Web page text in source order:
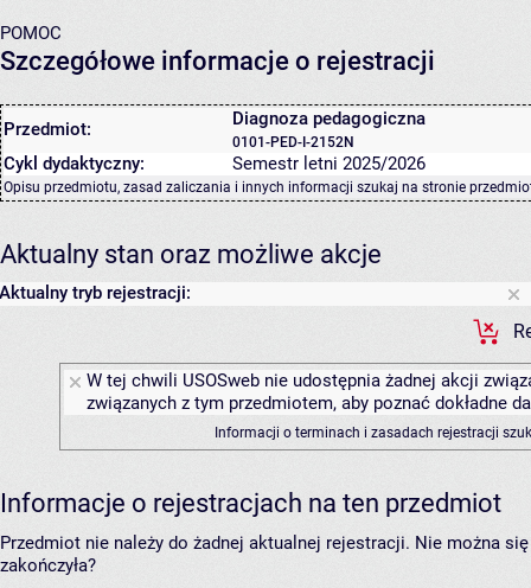
POMOC
Szczegółowe informacje o rejestracji
Przedmiot: Diagnoza pedagogiczna
0101-PED-I-2152N
Cykl dydaktyczny: Semestr letni 2025/2026
Opisu przedmiotu, zasad zaliczania i innych informacji szukaj na stronie
Aktualny stan oraz możliwe akcje
Aktualny tryb rejestracji:
W tej chwili USOSweb nie udostępnia żadnej akcji
związanych z tym przedmiotem, aby poznać dokładne
Informacji o terminach i zasadach rejestracji
Informacje o rejestracjach na ten przedmiot
Przedmiot nie należy do żadnej aktualnej rejestracji. Nie można
zakończyła?